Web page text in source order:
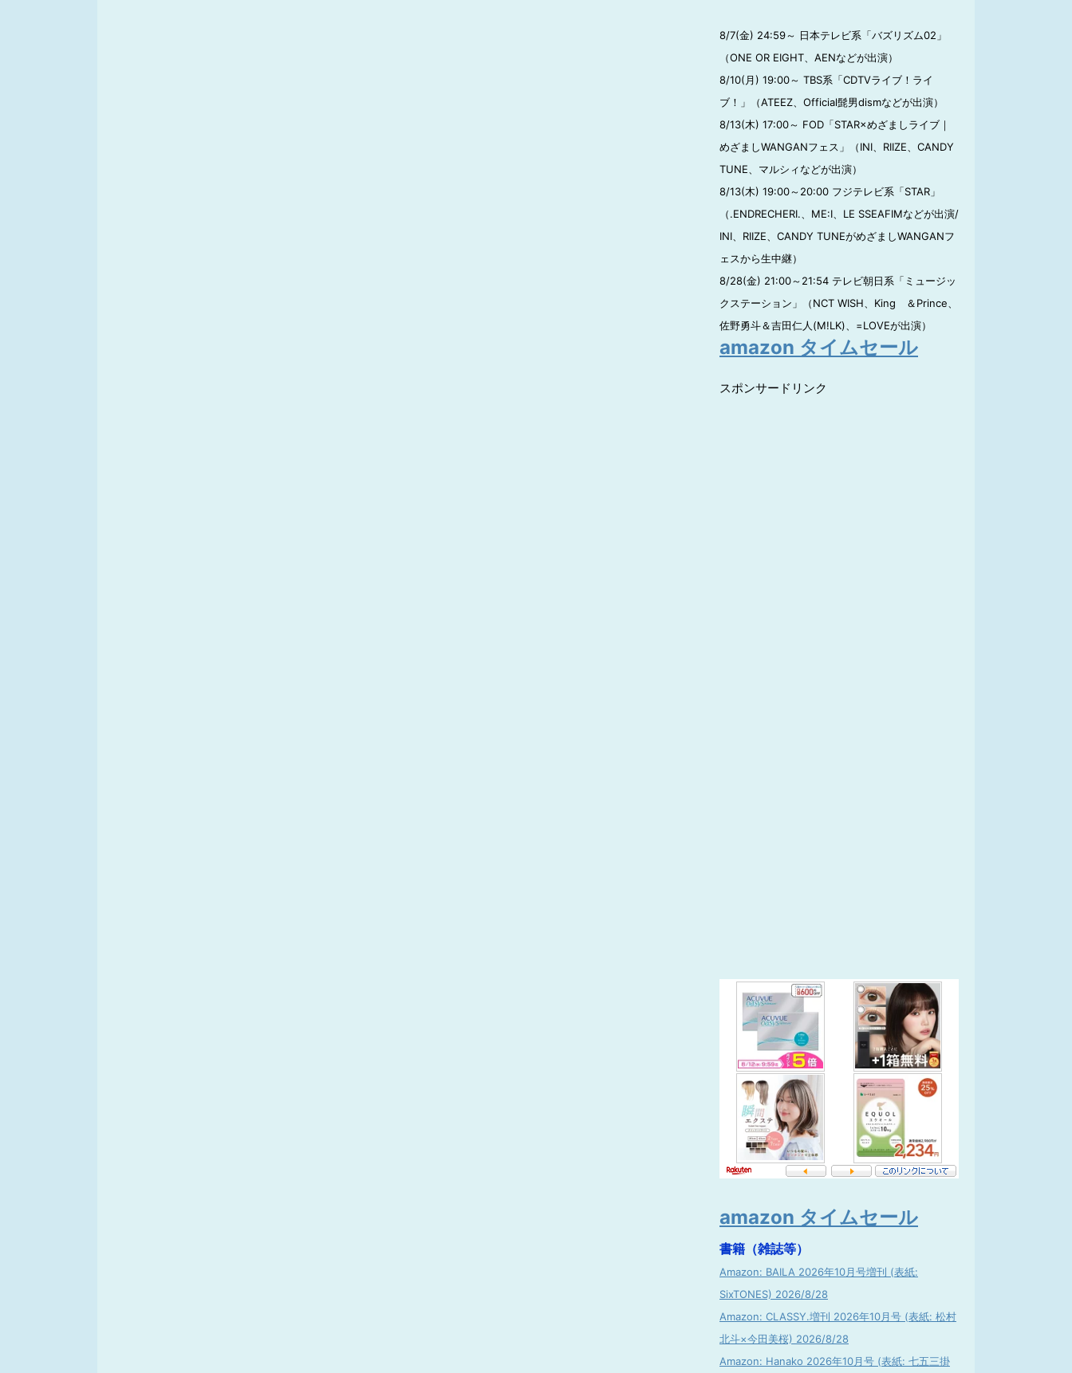
8/7(金) 24:59～ 日本テレビ系「バズリズム02」
（ONE OR EIGHT、AENなどが出演）
8/10(月) 19:00～ TBS系「CDTVライブ！ライ
ブ！」（ATEEZ、Official髭男dismなどが出演）
8/13(木) 17:00～ FOD「STAR×めざましライブ｜
めざましWANGANフェス」（INI、RIIZE、CANDY
TUNE、マルシィなどが出演）
8/13(木) 19:00～20:00 フジテレビ系「STAR」
（.ENDRECHERI.、ME:I、LE SSEAFIMなどが出演/
INI、RIIZE、CANDY TUNEがめざましWANGANフ
ェスから生中継）
8/28(金) 21:00～21:54 テレビ朝日系「ミュージッ
クステーション」（NCT WISH、King ＆Prince、
佐野勇斗＆吉田仁人(M!LK)、=LOVEが出演）
amazon タイムセール
スポンサードリンク
amazon タイムセール
書籍（雑誌等）
Amazon: BAILA 2026年10月号増刊 (表紙:
SixTONES) 2026/8/28
Amazon: CLASSY.増刊 2026年10月号 (表紙: 松村
北斗×今田美桜) 2026/8/28
Amazon: Hanako 2026年10月号 (表紙: 七五三掛